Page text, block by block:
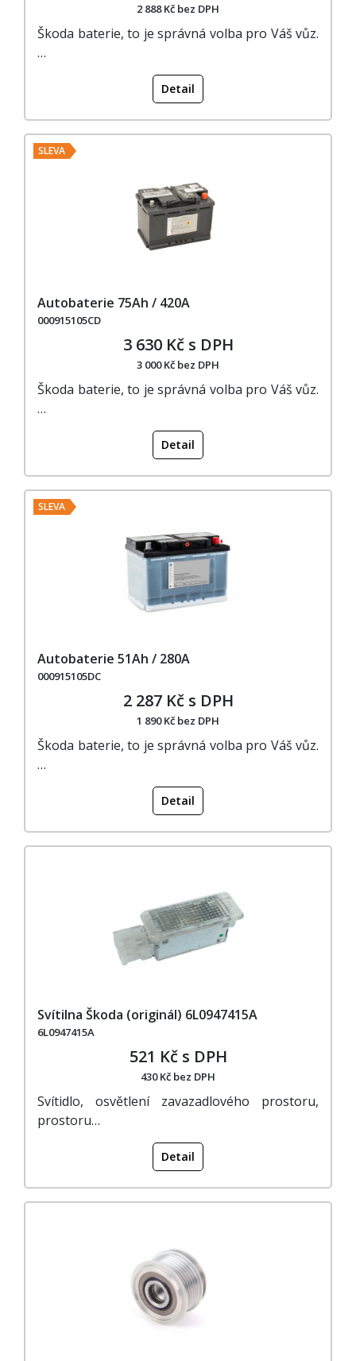
2 888 Kč bez DPH
Škoda baterie, to je správná volba pro Váš vůz.
…
Detail
SLEVA
Autobaterie 75Ah / 420A
000915105CD
3 630 Kč s DPH
3 000 Kč bez DPH
Škoda baterie, to je správná volba pro Váš vůz.
…
Detail
SLEVA
Autobaterie 51Ah / 280A
000915105DC
2 287 Kč s DPH
1 890 Kč bez DPH
Škoda baterie, to je správná volba pro Váš vůz.
…
Detail
Svítilna Škoda (originál) 6L0947415A
6L0947415A
521 Kč s DPH
430 Kč bez DPH
Svítidlo, osvětlení zavazadlového prostoru,
prostoru…
Detail